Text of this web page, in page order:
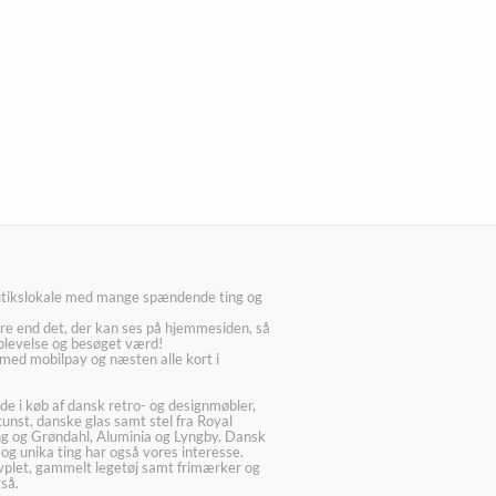
med mange spændende ting og
end det, der kan ses på hjemmesiden, så
og besøget værd!
mobilpay og næsten alle kort i
i køb af dansk retro- og designmøbler,
danske glas samt stel fra Royal
og Grøndahl, Aluminia og Lyngby. Dansk
unika ting har også vores interesse.
gammelt legetøj samt frimærker og